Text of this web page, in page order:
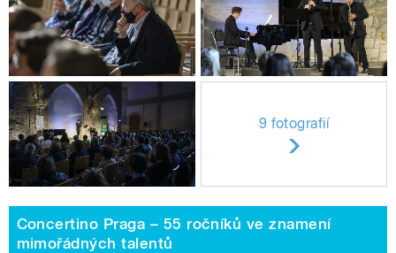
9 fotografií
Concertino Praga – 55 ročníků ve znamení
mimořádných talentů